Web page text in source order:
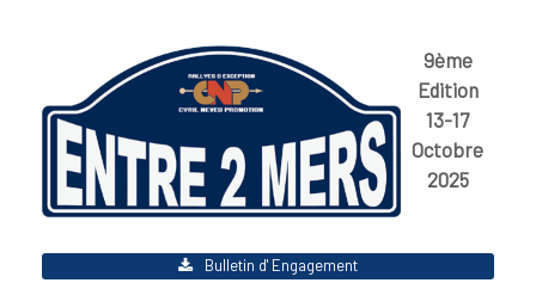
9ème
Edition
13-17
Octobre
2025
Bulletin d' Engagement